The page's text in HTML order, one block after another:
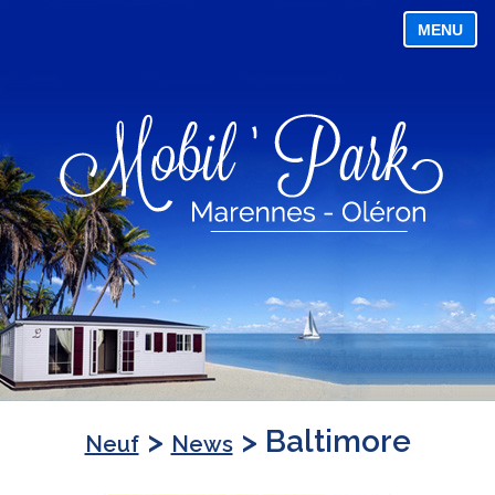
MENU
Gamme Taos
Gamme vacances privilège
Gamme Premium
Gamme Declick
Terrasses
Gamme Confort
Gamme New Look 3ème Génération
Rampes d’accueil
Accessoires
Neuf> News> Baltimore